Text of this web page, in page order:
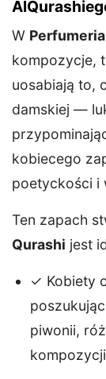
W
kompozycje,
uosabiają to,
damskiej —
kobiecego
poetyckości i
Ten zapach
Qurashi jest
✓ Kobiety
piwonii,